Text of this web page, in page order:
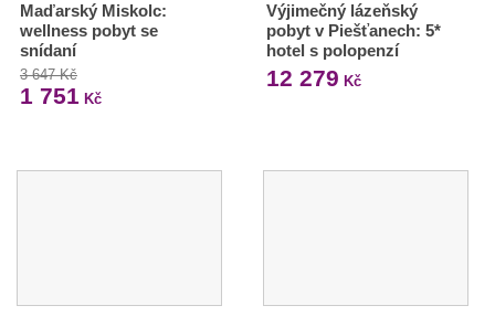
Maďarský Miskolc:
wellness pobyt se
snídaní
3 647 Kč
1 751 Kč
Výjimečný lázeňský
pobyt v Piešťanech: 5*
hotel s polopenzí
12 279 Kč